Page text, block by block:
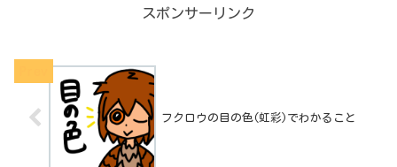
スポンサーリンク
フクロウの目の色(虹彩)でわかること